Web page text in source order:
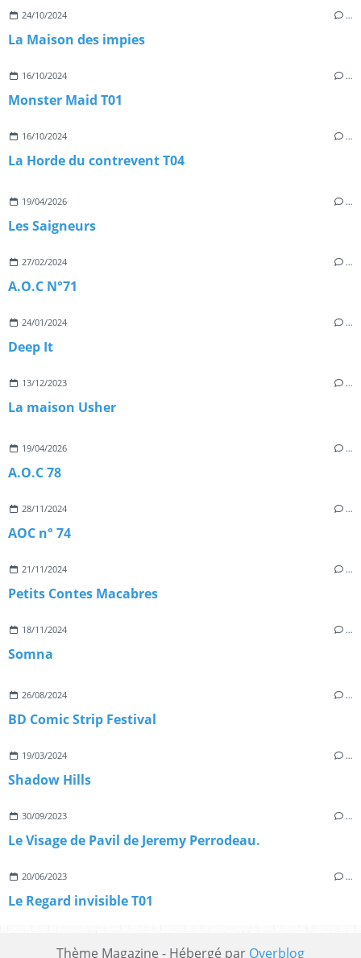
24/10/2024 …
La Maison des impies
16/10/2024 …
Monster Maid T01
16/10/2024 …
La Horde du contrevent T04
19/04/2026 …
Les Saigneurs
27/02/2024 …
A.O.C N°71
24/01/2024 …
Deep It
13/12/2023 …
La maison Usher
19/04/2026 …
A.O.C 78
28/11/2024 …
AOC n° 74
21/11/2024 …
Petits Contes Macabres
18/11/2024 …
Somna
26/08/2024 …
BD Comic Strip Festival
19/03/2024 …
Shadow Hills
30/09/2023 …
Le Visage de Pavil de Jeremy Perrodeau.
20/06/2023 …
Le Regard invisible T01
Thème Magazine - Hébergé par Overblog